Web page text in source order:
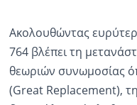
Ακολουθώντας
764 βλέπει τη
θεωριών συνωμοσίας
(Great Replacement),